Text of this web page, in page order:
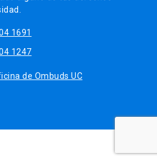
1691
1247
de Ombuds UC